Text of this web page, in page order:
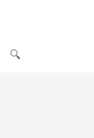
🔍